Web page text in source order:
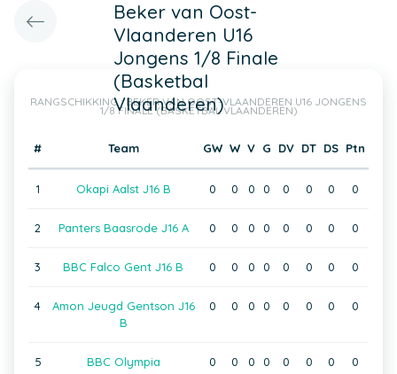
Beker van Oost-
Vlaanderen U16
Jongens 1/8 Finale
(Basketbal
Vlaanderen)
RANGSCHIKKING : BEKER VAN OOST-VLAANDEREN U16 JONGENS
1/8 FINALE (BASKETBAL VLAANDEREN)
# Team GW W V G DV DT DS Ptn
1 Okapi Aalst J16 B 0 0 0 0 0 0 0 0
2 Panters Baasrode J16 A 0 0 0 0 0 0 0 0
3 BBC Falco Gent J16 B 0 0 0 0 0 0 0 0
4
Amon Jeugd Gentson J16
B
0 0 0 0 0 0 0 0
5
BBC Olympia
0 0 0 0 0 0 0 0